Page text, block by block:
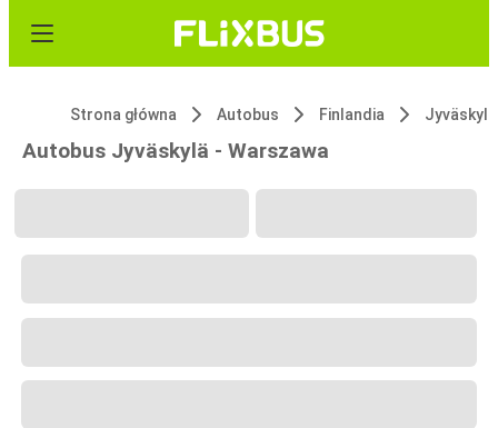
Strona główna Autobus Finlandia Jyväskylä
Autobus Jyväskylä - Warszawa